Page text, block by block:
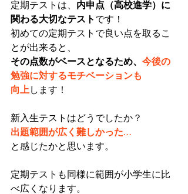
定期テストは、 内申点（高校進学）に
関わる大切なテスト です！
初めての定期テストで良い点を取るこ
とが出来ると、
その点数がベースとなるため、 今後の
勉強に対するモチベーションも
向上 します！
新入生テストはどうでしたか？
出題範囲が広く難しかった…
と感じたかと思います。
定期テストも同様に範囲が小学生に比
べ広くなります。